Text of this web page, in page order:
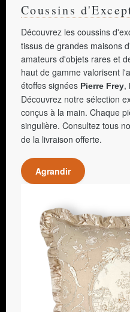
Coussins
Découvrez les coussins
tissus de grandes maisons
amateurs d'objets rares et
haut de gamme valorisent
étoffes signées Pierre Frey,
Découvrez notre sélection
conçus à la main. Chaque
singulière. Consultez tous
de la livraison offerte.
Agrandir